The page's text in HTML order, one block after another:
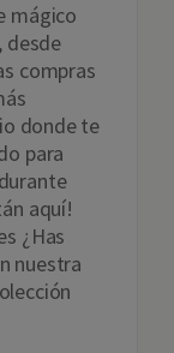
mágico
desde
compras
donde te
para
aquí!
¿Has
nuestra